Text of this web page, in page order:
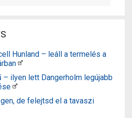
Hunland – leáll a termelés a
ilyen lett Dangerholm legújabb
de felejtsd el a tavaszi